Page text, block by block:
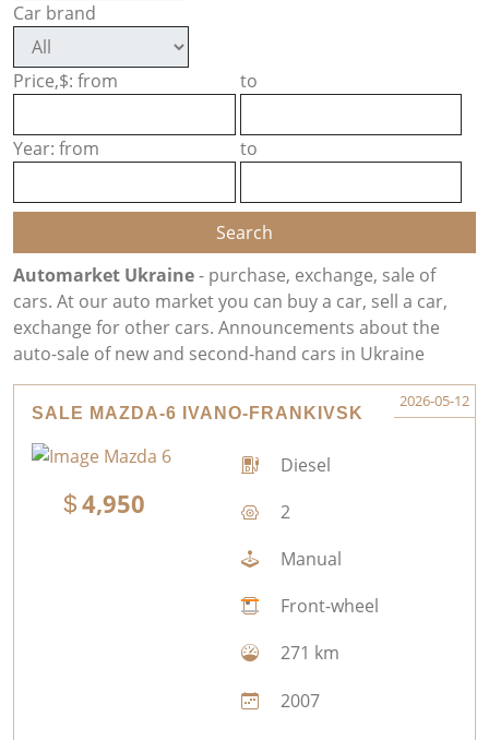
Car brand
Price,$: from to
Year: from to
Automarket Ukraine- purchase, exchange, sale of
cars. At our auto market you can buy a car, sell a car,
exchange for other cars. Announcements about the
auto-sale of new and second-hand cars in Ukraine
SALE MAZDA-6 IVANO-FRANKIVSK
2026-05-12
4,950
Diesel
2
Manual
Front-wheel
271 km
2007